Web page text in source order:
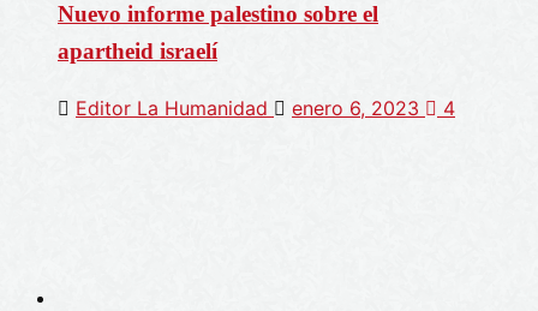
Nuevo informe palestino sobre el
apartheid israelí
Editor La Humanidad enero 6, 2023 4